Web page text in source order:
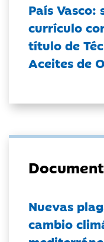
País Vasco:
currículo
título de
Aceites de
Nuevas
cambio